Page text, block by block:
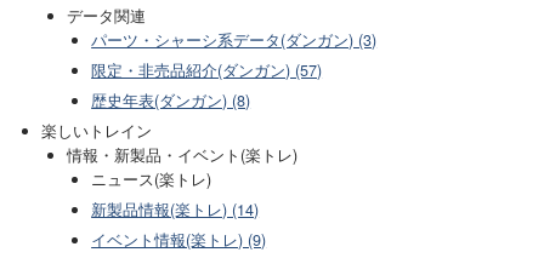
データ関連
パーツ・シャーシ系データ(ダンガン) (3)
限定・非売品紹介(ダンガン) (57)
歴史年表(ダンガン) (8)
楽しいトレイン
情報・新製品・イベント(楽トレ)
ニュース(楽トレ)
新製品情報(楽トレ) (14)
イベント情報(楽トレ) (9)